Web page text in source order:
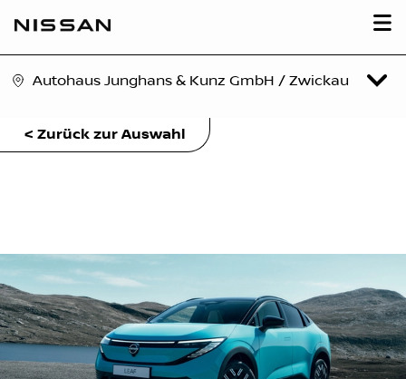
Autohaus Junghans & Kunz GmbH / Zwickau
< Zurück zur Auswahl